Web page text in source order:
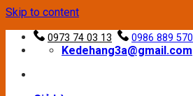
Skip to content
0973 74 03 13 0986 889 570
Kedehang3a@gmail.com